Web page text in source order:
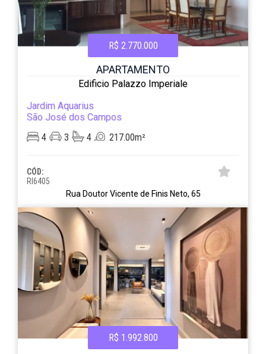
R$ 2.770.000
APARTAMENTO
Edificio Palazzo Imperiale
Jardim Aquarius
São José dos Campos
4
3 4 217.00m²
CÓD:
RI6405
Rua Doutor Vicente de Finis Neto, 65
R$ 1.992.800